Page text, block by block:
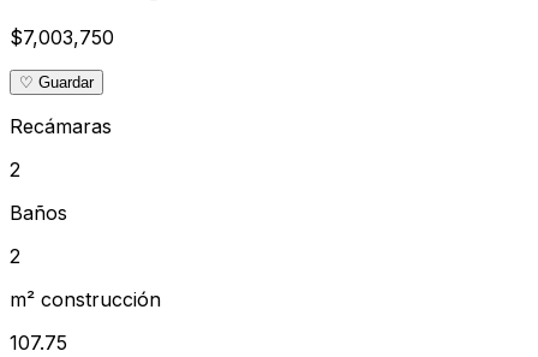
$7,003,750
♡ Guardar
Recámaras
2
Baños
2
m² construcción
107.75